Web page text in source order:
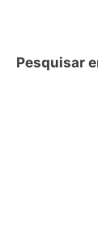
Pesquisar